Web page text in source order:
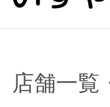
店舗一覧